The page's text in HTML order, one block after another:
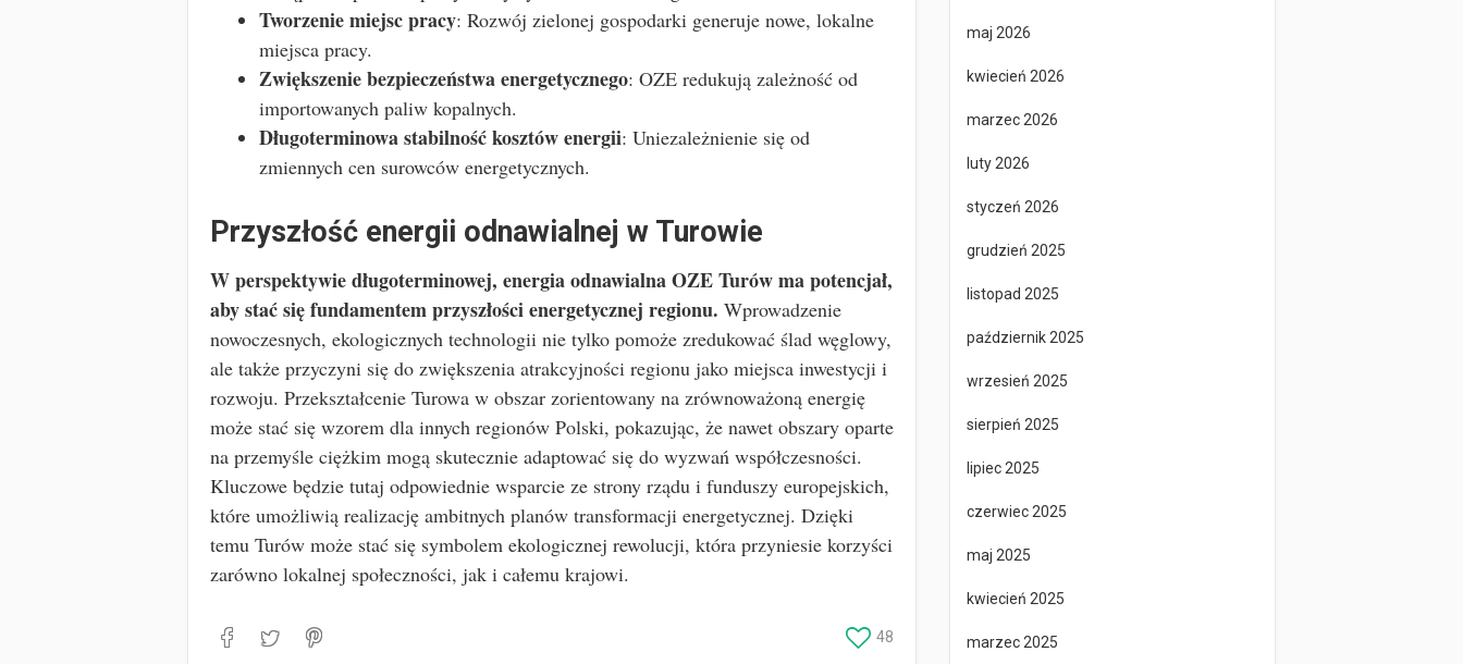
Tworzenie miejsc pracy: Rozwój zielonej gospodarki generuje nowe, lokalne
miejsca pracy.
Zwiększenie bezpieczeństwa energetycznego: OZE redukują zależność od
importowanych paliw kopalnych.
Długoterminowa stabilność kosztów energii: Uniezależnienie się od
zmiennych cen surowców energetycznych.
Przyszłość energii odnawialnej w Turowie
W perspektywie długoterminowej, energia odnawialna OZE Turów ma potencjał,
aby stać się fundamentem przyszłości energetycznej regionu. Wprowadzenie
nowoczesnych, ekologicznych technologii nie tylko pomoże zredukować ślad węglowy,
ale także przyczyni się do zwiększenia atrakcyjności regionu jako miejsca inwestycji i
rozwoju. Przekształcenie Turowa w obszar zorientowany na zrównoważoną energię
może stać się wzorem dla innych regionów Polski, pokazując, że nawet obszary oparte
na przemyśle ciężkim mogą skutecznie adaptować się do wyzwań współczesności.
Kluczowe będzie tutaj odpowiednie wsparcie ze strony rządu i funduszy europejskich,
które umożliwią realizację ambitnych planów transformacji energetycznej. Dzięki
temu Turów może stać się symbolem ekologicznej rewolucji, która przyniesie korzyści
zarówno lokalnej społeczności, jak i całemu krajowi.
48
maj 2026
kwiecień 2026
marzec 2026
luty 2026
styczeń 2026
grudzień 2025
listopad 2025
październik 2025
wrzesień 2025
sierpień 2025
lipiec 2025
czerwiec 2025
maj 2025
kwiecień 2025
marzec 2025